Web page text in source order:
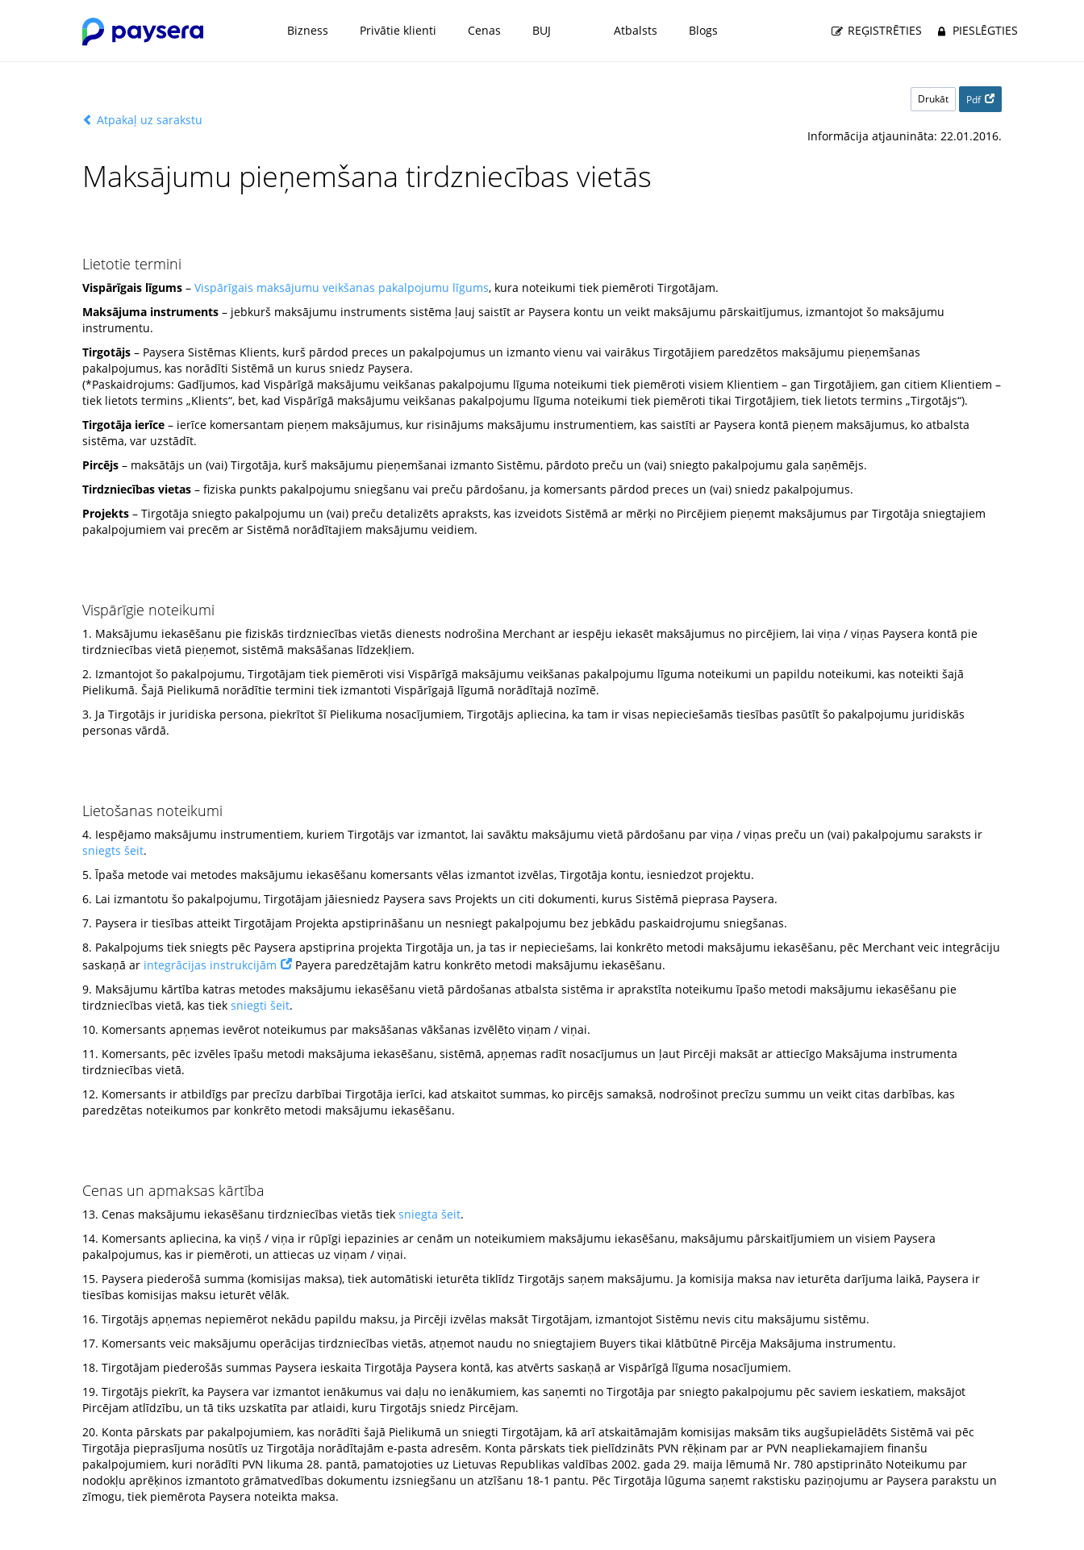
Bizness Privātie klienti Cenas BUJ Atbalsts Blogs REĢISTRĒTIES PIESLĒGTIES
Drukāt Pdf
Atpakaļ uz sarakstu
Informācija atjaunināta: 22.01.2016.
Maksājumu pieņemšana tirdzniecības vietās
Lietotie termini
Vispārīgais līgums – Vispārīgais maksājumu veikšanas pakalpojumu līgums, kura noteikumi tiek piemēroti Tirgotājam.
Maksājuma instruments – jebkurš maksājumu instruments sistēma ļauj saistīt ar Paysera kontu un veikt maksājumu pārskaitījumus, izmantojot šo maksājumu
instrumentu.
Tirgotājs – Paysera Sistēmas Klients, kurš pārdod preces un pakalpojumus un izmanto vienu vai vairākus Tirgotājiem paredzētos maksājumu pieņemšanas
pakalpojumus, kas norādīti Sistēmā un kurus sniedz Paysera.
(*Paskaidrojums: Gadījumos, kad Vispārīgā maksājumu veikšanas pakalpojumu līguma noteikumi tiek piemēroti visiem Klientiem – gan Tirgotājiem, gan citiem Klientiem –
tiek lietots termins „Klients“, bet, kad Vispārīgā maksājumu veikšanas pakalpojumu līguma noteikumi tiek piemēroti tikai Tirgotājiem, tiek lietots termins „Tirgotājs“).
Tirgotāja ierīce – ierīce komersantam pieņem maksājumus, kur risinājums maksājumu instrumentiem, kas saistīti ar Paysera kontā pieņem maksājumus, ko atbalsta
sistēma, var uzstādīt.
Pircējs – maksātājs un (vai) Tirgotāja, kurš maksājumu pieņemšanai izmanto Sistēmu, pārdoto preču un (vai) sniegto pakalpojumu gala saņēmējs.
Tirdzniecības vietas – fiziska punkts pakalpojumu sniegšanu vai preču pārdošanu, ja komersants pārdod preces un (vai) sniedz pakalpojumus.
Projekts – Tirgotāja sniegto pakalpojumu un (vai) preču detalizēts apraksts, kas izveidots Sistēmā ar mērķi no Pircējiem pieņemt maksājumus par Tirgotāja sniegtajiem
pakalpojumiem vai precēm ar Sistēmā norādītajiem maksājumu veidiem.
Vispārīgie noteikumi
1. Maksājumu iekasēšanu pie fiziskās tirdzniecības vietās dienests nodrošina Merchant ar iespēju iekasēt maksājumus no pircējiem, lai viņa / viņas Paysera kontā pie
tirdzniecības vietā pieņemot, sistēmā maksāšanas līdzekļiem.
2. Izmantojot šo pakalpojumu, Tirgotājam tiek piemēroti visi Vispārīgā maksājumu veikšanas pakalpojumu līguma noteikumi un papildu noteikumi, kas noteikti šajā
Pielikumā. Šajā Pielikumā norādītie termini tiek izmantoti Vispārīgajā līgumā norādītajā nozīmē.
3. Ja Tirgotājs ir juridiska persona, piekrītot šī Pielikuma nosacījumiem, Tirgotājs apliecina, ka tam ir visas nepieciešamās tiesības pasūtīt šo pakalpojumu juridiskās
personas vārdā.
Lietošanas noteikumi
4. Iespējamo maksājumu instrumentiem, kuriem Tirgotājs var izmantot, lai savāktu maksājumu vietā pārdošanu par viņa / viņas preču un (vai) pakalpojumu saraksts ir
sniegts šeit.
5. Īpaša metode vai metodes maksājumu iekasēšanu komersants vēlas izmantot izvēlas, Tirgotāja kontu, iesniedzot projektu.
6. Lai izmantotu šo pakalpojumu, Tirgotājam jāiesniedz Paysera savs Projekts un citi dokumenti, kurus Sistēmā pieprasa Paysera.
7. Paysera ir tiesības atteikt Tirgotājam Projekta apstiprināšanu un nesniegt pakalpojumu bez jebkādu paskaidrojumu sniegšanas.
8. Pakalpojums tiek sniegts pēc Paysera apstiprina projekta Tirgotāja un, ja tas ir nepieciešams, lai konkrēto metodi maksājumu iekasēšanu, pēc Merchant veic integrāciju
saskaņā ar integrācijas instrukcijām
Payera paredzētajām katru konkrēto metodi maksājumu iekasēšanu.
9. Maksājumu kārtība katras metodes maksājumu iekasēšanu vietā pārdošanas atbalsta sistēma ir aprakstīta noteikumu īpašo metodi maksājumu iekasēšanu pie
tirdzniecības vietā, kas tiek sniegti šeit.
10. Komersants apņemas ievērot noteikumus par maksāšanas vākšanas izvēlēto viņam / viņai.
11. Komersants, pēc izvēles īpašu metodi maksājuma iekasēšanu, sistēmā, apņemas radīt nosacījumus un ļaut Pircēji maksāt ar attiecīgo Maksājuma instrumenta
tirdzniecības vietā.
12. Komersants ir atbildīgs par precīzu darbībai Tirgotāja ierīci, kad atskaitot summas, ko pircējs samaksā, nodrošinot precīzu summu un veikt citas darbības, kas
paredzētas noteikumos par konkrēto metodi maksājumu iekasēšanu.
Cenas un apmaksas kārtība
13. Cenas maksājumu iekasēšanu tirdzniecības vietās tiek sniegta šeit.
14. Komersants apliecina, ka viņš / viņa ir rūpīgi iepazinies ar cenām un noteikumiem maksājumu iekasēšanu, maksājumu pārskaitījumiem un visiem Paysera
pakalpojumus, kas ir piemēroti, un attiecas uz viņam / viņai.
15. Paysera piederošā summa (komisijas maksa), tiek automātiski ieturēta tiklīdz Tirgotājs saņem maksājumu. Ja komisija maksa nav ieturēta darījuma laikā, Paysera ir
tiesības komisijas maksu ieturēt vēlāk.
16. Tirgotājs apņemas nepiemērot nekādu papildu maksu, ja Pircēji izvēlas maksāt Tirgotājam, izmantojot Sistēmu nevis citu maksājumu sistēmu.
17. Komersants veic maksājumu operācijas tirdzniecības vietās, atņemot naudu no sniegtajiem Buyers tikai klātbūtnē Pircēja Maksājuma instrumentu.
18. Tirgotājam piederošās summas Paysera ieskaita Tirgotāja Paysera kontā, kas atvērts saskaņā ar Vispārīgā līguma nosacījumiem.
19. Tirgotājs piekrīt, ka Paysera var izmantot ienākumus vai daļu no ienākumiem, kas saņemti no Tirgotāja par sniegto pakalpojumu pēc saviem ieskatiem, maksājot
Pircējam atlīdzību, un tā tiks uzskatīta par atlaidi, kuru Tirgotājs sniedz Pircējam.
20. Konta pārskats par pakalpojumiem, kas norādīti šajā Pielikumā un sniegti Tirgotājam, kā arī atskaitāmajām komisijas maksām tiks augšupielādēts Sistēmā vai pēc
Tirgotāja pieprasījuma nosūtīs uz Tirgotāja norādītajām e-pasta adresēm. Konta pārskats tiek pielīdzināts PVN rēķinam par ar PVN neapliekamajiem finanšu
pakalpojumiem, kuri norādīti PVN likuma 28. pantā, pamatojoties uz Lietuvas Republikas valdības 2002. gada 29. maija lēmumā Nr. 780 apstiprināto Noteikumu par
nodokļu aprēķinos izmantoto grāmatvedības dokumentu izsniegšanu un atzīšanu 18-1 pantu. Pēc Tirgotāja lūguma saņemt rakstisku paziņojumu ar Paysera parakstu un
zīmogu, tiek piemērota Paysera noteikta maksa.